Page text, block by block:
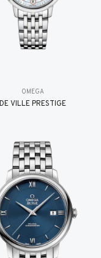
OMEGA
DE VILLE PRESTIGE